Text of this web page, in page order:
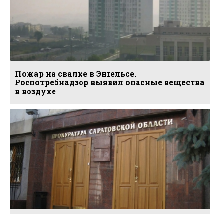
Пожар на свалке в Энгельсе.
Роспотребнадзор выявил опасные вещества
в воздухе